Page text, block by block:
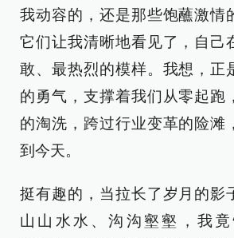
我动容的，还是那些饱蘸激情
它们让我清晰地看见了，自己
敢、最热烈的模样。我想，正
的勇气，支撑着我们从零起跑
的淘洗，跨过行业变革的险滩
到今天。
挺有趣的，当拉长了岁月的影
山山水水、沟沟壑壑，我